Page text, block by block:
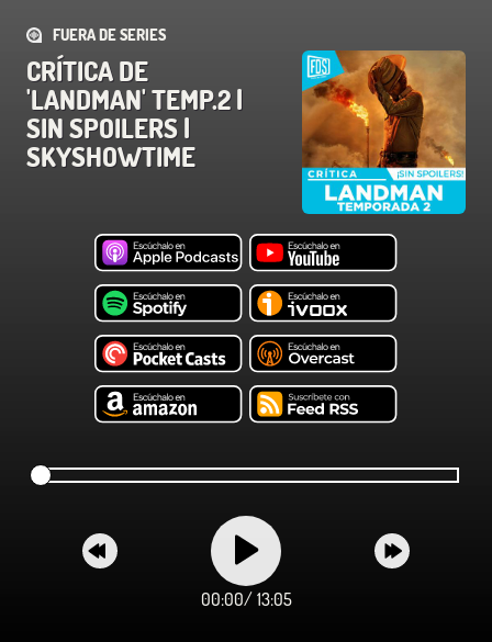
FUERA DE SERIES
CRÍTICA DE
'LANDMAN' TEMP.2 |
SIN SPOILERS |
SKYSHOWTIME
00:00/ 13:05